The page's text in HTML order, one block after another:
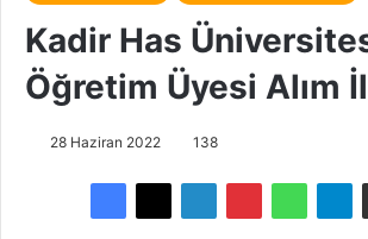
Kadir Has
Öğretim Üyesi Alım
28 Haziran 2022 138